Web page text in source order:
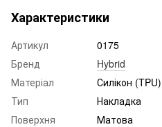
Характеристики
Артикул
0175
Бренд
Hybrid
Матеріал
Силікон (TPU)
Тип
Накладка
Поверхня
Матова